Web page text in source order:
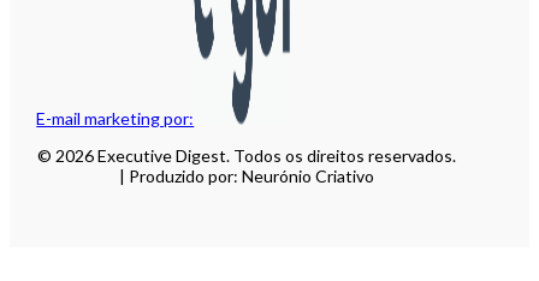
E-mail marketing por:
© 2026 Executive Digest. Todos os direitos reservados.
| Produzido por: Neurónio Criativo